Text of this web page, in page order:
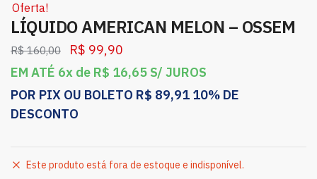
Oferta!
LÍQUIDO AMERICAN MELON – OSSEM
R$160,00 R$ 99,90
EM ATÉ 6x de R$ 16,65 S/ JUROS
POR PIX OU BOLETO R$ 89,91 10% DE
DESCONTO
Este produto está fora de estoque e indisponível.